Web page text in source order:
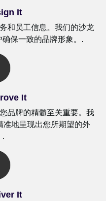
It
和员工信息。我们的沙龙
保一致的品牌形象。.
It
品牌的精髓至关重要。我
准地呈现出您所期望的外
.
It